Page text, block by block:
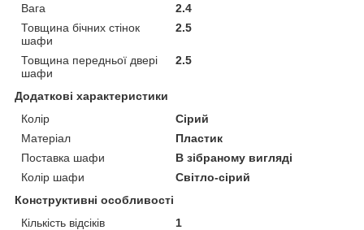
Вага
2.4
Товщина бічних стінок
шафи
2.5
Товщина передньої двері
шафи
2.5
Додаткові характеристики
Колір
Сірий
Матеріал
Пластик
Поставка шафи
В зібраному вигляді
Колір шафи
Світло-сірий
Конструктивні особливості
Кількість відсіків
1